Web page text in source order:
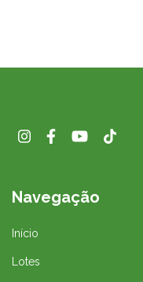
Navegação
Início
Lotes